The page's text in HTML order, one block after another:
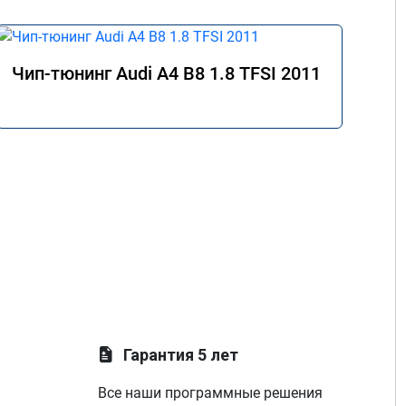
Чип-тюнинг Audi A4 B8 1.8 TFSI 2011
Гарантия 5 лет
Все наши программные решения